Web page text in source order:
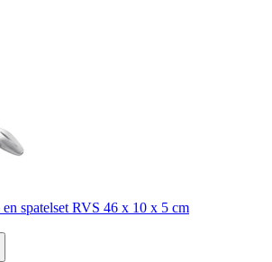
spatelset RVS 46 x 10 x 5 cm